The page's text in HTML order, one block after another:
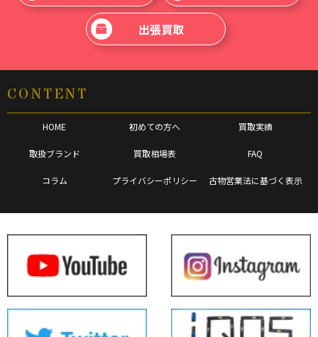
出張買取
CONTENT
HOME 初めての方へ 買取実績
取扱ブランド 買取相場表 FAQ
コラム プライバシーポリシー 古物営業法に基づく表示